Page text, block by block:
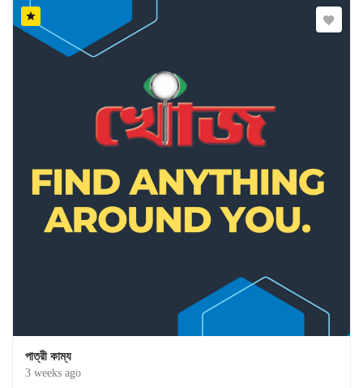
পাত্রী কাম্য
3 weeks ago